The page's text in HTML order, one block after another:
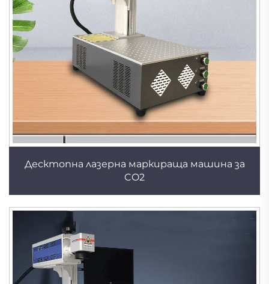
Десктопна лазерна маркираща машина за
CO2